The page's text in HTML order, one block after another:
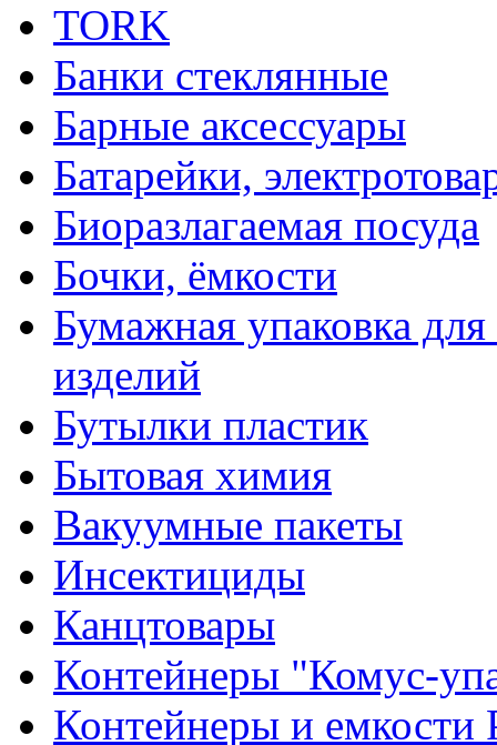
TORK
Банки стеклянные
Барные аксессуары
Батарейки,
Биоразлагаемая посуда
Бочки, ёмкости
Бумажная упаковка
изделий
Бутылки пластик
Бытовая химия
Вакуумные пакеты
Инсектициды
Канцтовары
Контейнеры "Комус-
Контейнеры и емкости